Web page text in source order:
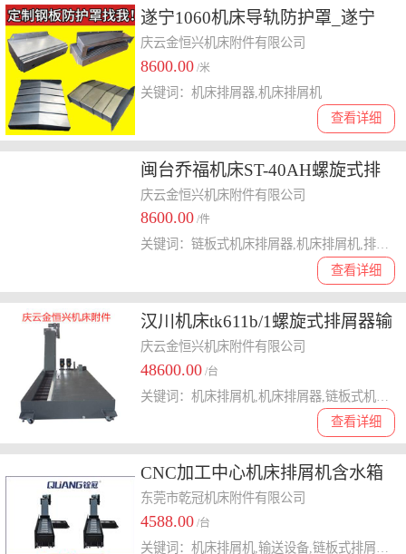
遂宁1060机床导轨防护罩_遂宁
1060机床导轨防护罩价格_遂宁
1060机床导轨防护罩厂家
庆云金恒兴机床附件有限公司
8600.00 /米
查看详细
关键词：机床排屑器,机床排屑机
闽台乔福机床ST-40AH螺旋式排
屑器金恒兴制作/金恒兴机床附件
品质**
庆云金恒兴机床附件有限公司
8600.00 /件
查看详细
关键词：链板式机床排屑器,机床排屑机,排屑器
汉川机床tk611b/1螺旋式排屑器输
送机/金恒兴机床附件行情行情
庆云金恒兴机床附件有限公司
48600.00 /台
查看详细
CNC加工中心机床排屑机含水箱
水泵 机床附件输送设备链板式排
屑机
东莞市乾冠机床附件有限公司
4588.00 /台